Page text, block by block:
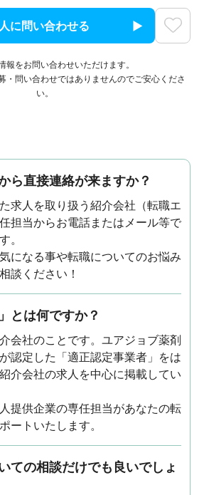
に問い合わせる
報をお問い合わせいただけます。
・問い合わせではありませんのでご安心くださ
い。
ら直接連絡が来ますか？
求人を取り扱う紹介会社（転職エ
担当からお電話またはメール等で
。
になる事や転職についてのお悩み
談ください！
とは何ですか？
会社のことです。ユアジョブ薬剤
認定した「適正認定事業者」をは
介会社の求人を中心に掲載してい
提供企業の専任担当があなたの転
ートいたします。
ての相談だけでも良いでしょ